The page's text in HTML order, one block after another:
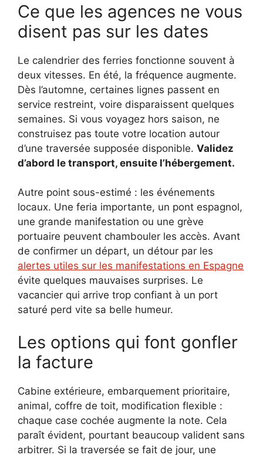
Ce que les agences ne vous
disent pas sur les dates
Le calendrier des ferries fonctionne souvent à
deux vitesses. En été, la fréquence augmente.
Dès l’automne, certaines lignes passent en
service restreint, voire disparaissent quelques
semaines. Si vous voyagez hors saison, ne
construisez pas toute votre location autour
d’une traversée supposée disponible. Validez
d’abord le transport, ensuite l’hébergement.
Autre point sous-estimé : les événements
locaux. Une feria importante, un pont espagnol,
une grande manifestation ou une grève
portuaire peuvent chambouler les accès. Avant
de confirmer un départ, un détour par les
alertes utiles sur les manifestations en Espagne
évite quelques mauvaises surprises. Le
vacancier qui arrive trop confiant à un port
saturé perd vite sa belle humeur.
Les options qui font gonfler
la facture
Cabine extérieure, embarquement prioritaire,
animal, coffre de toit, modification flexible :
chaque case cochée augmente la note. Cela
paraît évident, pourtant beaucoup valident sans
arbitrer. Si la traversée se fait de jour, une